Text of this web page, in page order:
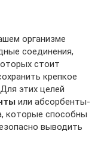
организме
соединения,
стоит
крепкое
этих целей
или абсорбенты-
которые способны
выводить